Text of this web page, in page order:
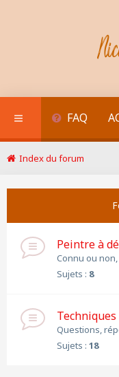
FAQ
Index du forum
Peintre à
Connu ou
Sujets : 8
Questions,
Sujets : 18